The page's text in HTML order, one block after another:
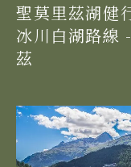
聖莫里茲湖健
冰川白湖路線
茲